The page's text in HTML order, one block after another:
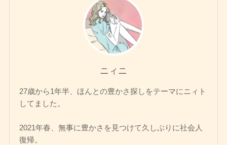
ニィニ
27歳から1年半、ほんとの豊かさ探しをテーマにニィト
してました。
2021年春、無事に豊かさを見つけて久しぶりに社会人
復帰。